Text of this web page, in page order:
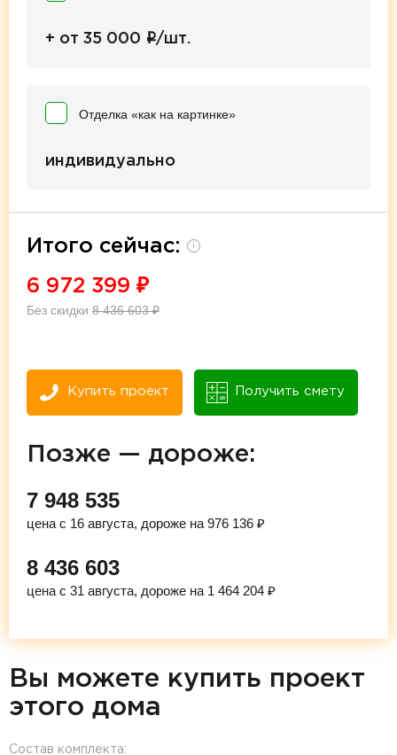
+ от 35 000 i/шт.
Отделка «как на картинке»
индивидуально
Итого сейчас: i
6 972 399 ₽
Без скидки 8 436 603₽
Купить проект Получить смету
Позже — дороже:
7 948 535
цена с 16 августа, дороже на 976 136 ₽
8 436 603
цена с 31 августа, дороже на 1 464 204 ₽
Вы можете купить проект
этого дома
Состав комплекта: